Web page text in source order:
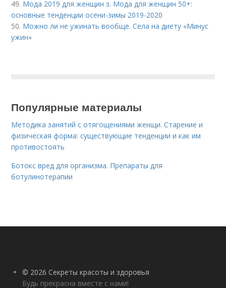
49. Мода 2019 для женщин з. Мода для женщин 50+:
основные тенденции осени-зимы 2019-2020
50. Можно ли не ужинать вообще. Села на диету «Минус
ужин»
Популярные материалы
Методика занятий с отягощениями женщи. Старение и
физическая форма: существующие тенденции и как им
противостоять
Ботокс вред для организма. Препараты для
ботулинотерапии
© 2026 Секреты красоты и здоровья
Будь прекрасна вместе с нами!